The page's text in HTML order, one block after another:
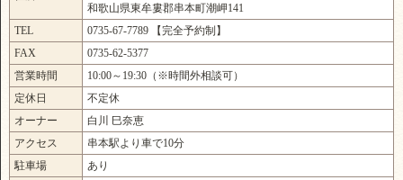
和歌山県東牟婁郡串本町潮岬141
TEL
0735-67-7789 【完全予約制】
FAX
0735-62-5377
営業時間
10:00～19:30（※時間外相談可）
定休日
不定休
オーナー
白川 巳奈恵
アクセス
串本駅より車で10分
駐車場
あり